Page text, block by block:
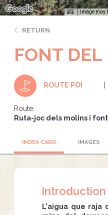
Image may
RETURN
FONT DEL
ROUTE POI
Route:
Ruta-joc dels molins i
INDEX CARD IMAGES
Introduction
L'aigua que raja